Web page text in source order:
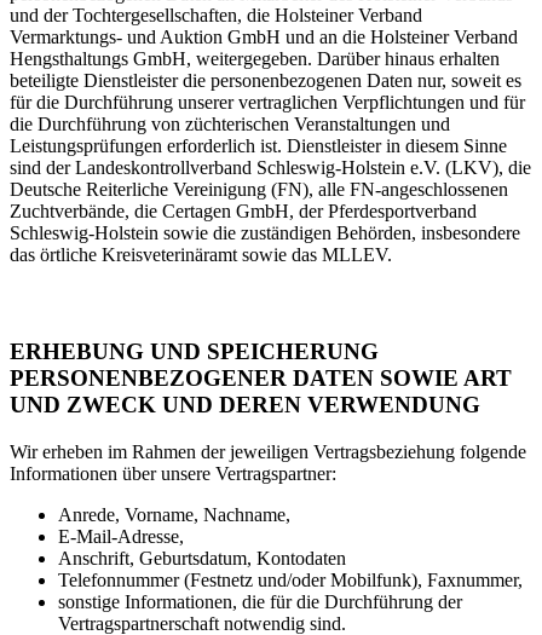
und der Tochtergesellschaften, die Holsteiner Verband
Vermarktungs- und Auktion GmbH und an die Holsteiner Verband
Hengsthaltungs GmbH, weitergegeben. Darüber hinaus erhalten
beteiligte Dienstleister die personenbezogenen Daten nur, soweit es
für die Durchführung unserer vertraglichen Verpflichtungen und für
die Durchführung von züchterischen Veranstaltungen und
Leistungsprüfungen erforderlich ist. Dienstleister in diesem Sinne
sind der Landeskontrollverband Schleswig-Holstein e.V. (LKV), die
Deutsche Reiterliche Vereinigung (FN), alle FN-angeschlossenen
Zuchtverbände, die Certagen GmbH, der Pferdesportverband
Schleswig-Holstein sowie die zuständigen Behörden, insbesondere
das örtliche Kreisveterinäramt sowie das MLLEV.
ERHEBUNG UND SPEICHERUNG
PERSONENBEZOGENER DATEN SOWIE ART
UND ZWECK UND DEREN VERWENDUNG
Wir erheben im Rahmen der jeweiligen Vertragsbeziehung folgende
Informationen über unsere Vertragspartner:
Anrede, Vorname, Nachname,
E-Mail-Adresse,
Anschrift, Geburtsdatum, Kontodaten
Telefonnummer (Festnetz und/oder Mobilfunk), Faxnummer,
sonstige Informationen, die für die Durchführung der
Vertragspartnerschaft notwendig sind.